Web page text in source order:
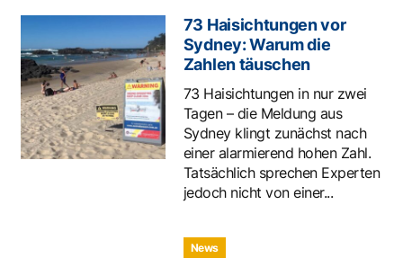
73 Haisichtungen vor
Sydney: Warum die
Zahlen täuschen
73 Haisichtungen in nur zwei
Tagen – die Meldung aus
Sydney klingt zunächst nach
einer alarmierend hohen Zahl.
Tatsächlich sprechen Experten
jedoch nicht von einer...
News